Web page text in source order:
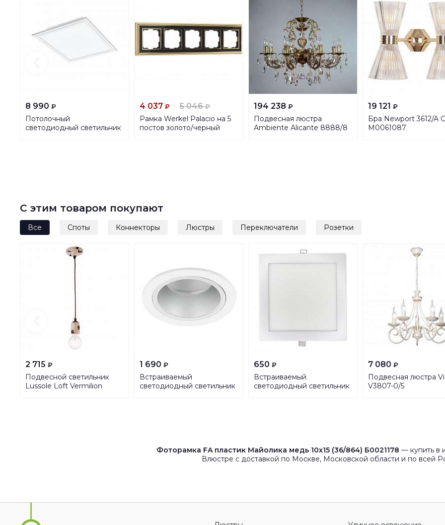
8 990 ₽
Потолочный
светодиодный светильник
4 037 ₽ 5 046₽
Рамка Werkel Palacio на 5
постов золото/черный
194 238 ₽
Подвесная люстра
Ambiente Alicante 8888/8
19 121 ₽
Бра Newport 3612/A
М0061087
С этим товаром покупают
Все Споты Коннекторы Люстры Переключатели Розетки
2 715 ₽
Подвесной светильник
Lussole Loft Vermilion
1 690 ₽
Встраиваемый
светодиодный светильник
650 ₽
Встраиваемый
светодиодный светильник
7 080 ₽
Подвесная люстра
V3807-0/5
Фоторамка FA пластик Майолика медь 10x15 (36/864) Б0021178 — купить в
Влюстре с доставкой по Москве, Московской области и по всей